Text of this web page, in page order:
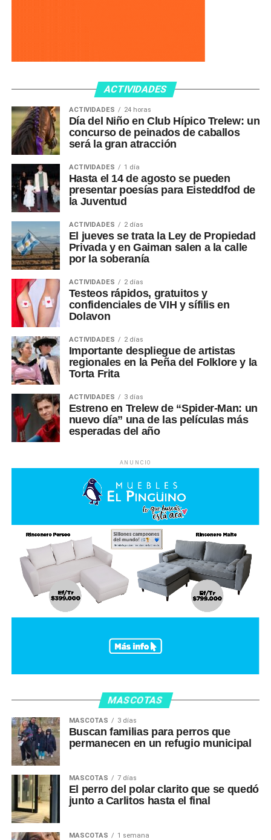
ACTIVIDADES
ACTIVIDADES 24 horas
Día del Niño en Club Hípico Trelew: un
concurso de peinados de caballos
será la gran atracción
ACTIVIDADES 1 día
Hasta el 14 de agosto se pueden
presentar poesías para Eisteddfod de
la Juventud
ACTIVIDADES 2 días
El jueves se trata la Ley de Propiedad
Privada y en Gaiman salen a la calle
por la soberanía
ACTIVIDADES 2 días
Testeos rápidos, gratuitos y
confidenciales de VIH y sífilis en
Dolavon
ACTIVIDADES 2 días
Importante despliegue de artistas
regionales en la Peña del Folklore y la
Torta Frita
ACTIVIDADES 3 días
Estreno en Trelew de “Spider-Man: un
nuevo día” una de las películas más
esperadas del año
ANUNCIO
MASCOTAS
MASCOTAS 3 días
Buscan familias para perros que
permanecen en un refugio municipal
MASCOTAS 7 días
El perro del polar clarito que se quedó
junto a Carlitos hasta el final
MASCOTAS 1 semana